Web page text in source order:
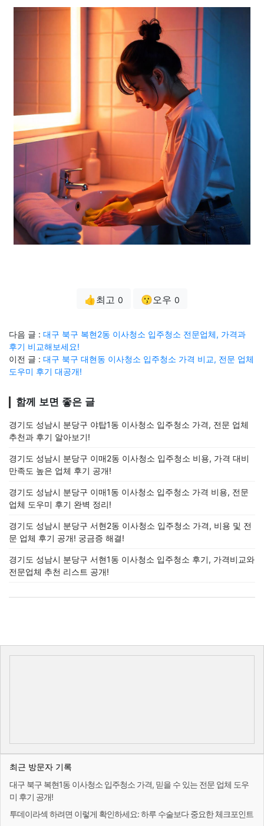
👍최고 0 😗오우 0
다음 글 : 대구 북구 복현2동 이사청소 입주청소 전문업체, 가격과
후기 비교해보세요!
이전 글 : 대구 북구 대현동 이사청소 입주청소 가격 비교, 전문 업체
도우미 후기 대공개!
함께 보면 좋은 글
경기도 성남시 분당구 야탑1동 이사청소 입주청소 가격, 전문 업체
추천과 후기 알아보기!
경기도 성남시 분당구 이매2동 이사청소 입주청소 비용, 가격 대비
만족도 높은 업체 후기 공개!
경기도 성남시 분당구 이매1동 이사청소 입주청소 가격 비용, 전문
업체 도우미 후기 완벽 정리!
경기도 성남시 분당구 서현2동 이사청소 입주청소 가격, 비용 및 전
문 업체 후기 공개! 궁금증 해결!
경기도 성남시 분당구 서현1동 이사청소 입주청소 후기, 가격비교와
전문업체 추천 리스트 공개!
최근 방문자 기록
대구 북구 복현1동 이사청소 입주청소 가격, 믿을 수 있는 전문 업체 도우
미 후기 공개!
투데이라섹 하려면 이렇게 확인하세요: 하루 수술보다 중요한 체크포인트